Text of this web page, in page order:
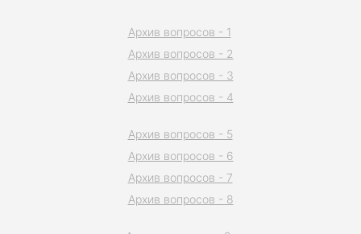
Архив вопросов - 1
Архив вопросов - 2
Архив вопросов - 3
Архив вопросов - 4
Архив вопросов - 5
Архив вопросов - 6
Архив вопросов - 7
Архив вопросов - 8